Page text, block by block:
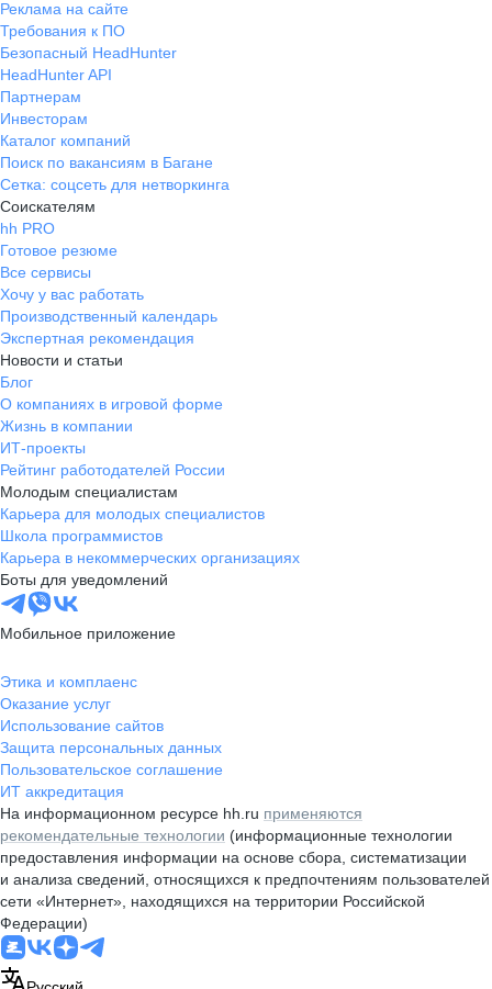
Реклама на сайте
Требования к ПО
Безопасный HeadHunter
HeadHunter API
Партнерам
Инвесторам
Каталог компаний
Поиск по вакансиям в Багане
Сетка: соцсеть для нетворкинга
Соискателям
hh PRO
Готовое резюме
Все сервисы
Хочу у вас работать
Производственный календарь
Экспертная рекомендация
Новости и статьи
Блог
О компаниях в игровой форме
Жизнь в компании
ИТ-проекты
Рейтинг работодателей России
Молодым специалистам
Карьера для молодых специалистов
Школа программистов
Карьера в некоммерческих организациях
Боты для уведомлений
Мобильное приложение
Этика и комплаенс
Оказание услуг
Использование сайтов
Защита персональных данных
Пользовательское соглашение
ИТ аккредитация
На информационном ресурсе hh.ru применяются
рекомендательные технологии (информационные технологии
предоставления информации на основе сбора, систематизации
и анализа сведений, относящихся к предпочтениям пользователей
сети «Интернет», находящихся на территории Российской
Федерации)